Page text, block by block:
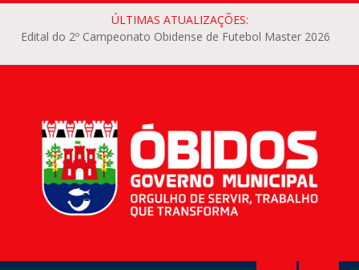
ÚLTIMAS ATUALIZAÇÕES:
Edital do 2º Campeonato Obidense de Futebol Master 2026